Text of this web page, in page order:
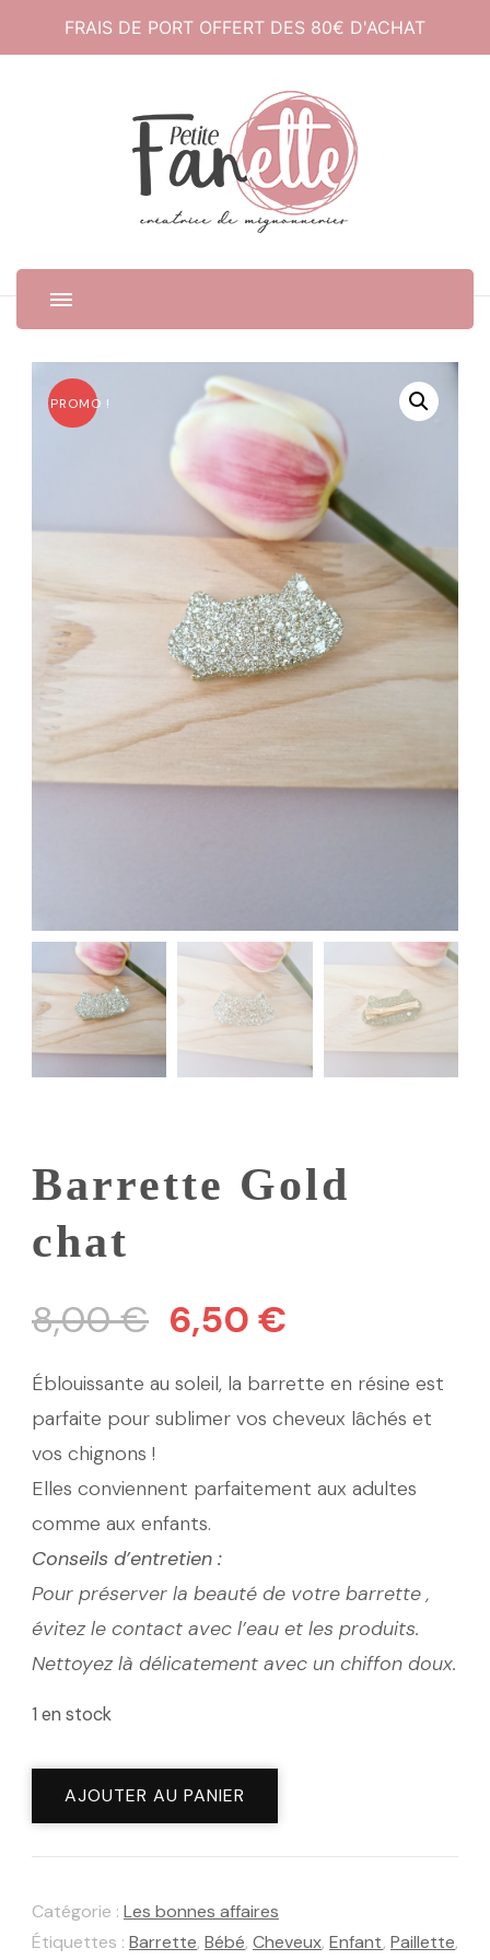
FRAIS DE PORT OFFERT DES 80€ D'ACHAT
Petite Fanette
Créatrice de mignonneries
PROMO !
Barrette Gold
chat
8,00€ Le
initial
8,00 €.
6,50 €
actuel
Éblouissante au soleil, la barrette en résine est
parfaite pour sublimer vos cheveux lâchés et
vos chignons !
Elles conviennent parfaitement aux adultes
comme aux enfants.
Conseils d’entretien :
Pour préserver la beauté de votre barrette ,
évitez le contact avec l’eau et les produits.
Nettoyez là délicatement avec un chiffon doux.
1 en stock
quantité
chat
AJOUTER AU PANIER
Catégorie : Les bonnes affaires
Étiquettes : Barrette, Bébé, Cheveux, Enfant, Paillette,